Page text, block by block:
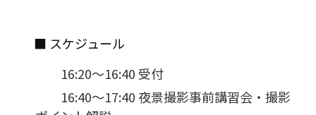
■ スケジュール
16:20～16:40 受付
16:40～17:40 夜景撮影事前講習会・撮影